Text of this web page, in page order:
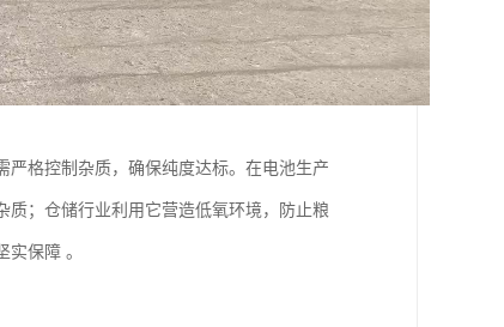
严格控制杂质，确保纯度达标。在电池生产
质；仓储行业利用它营造低氧环境，防止粮
保障 。​